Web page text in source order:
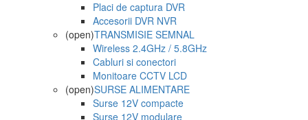
Placi de captura DVR
Accesorii DVR NVR
(open)TRANSMISIE SEMNAL
Wireless 2.4GHz / 5.8GHz
Cabluri si conectori
Monitoare CCTV LCD
(open)SURSE ALIMENTARE
Surse 12V compacte
Surse 12V modulare